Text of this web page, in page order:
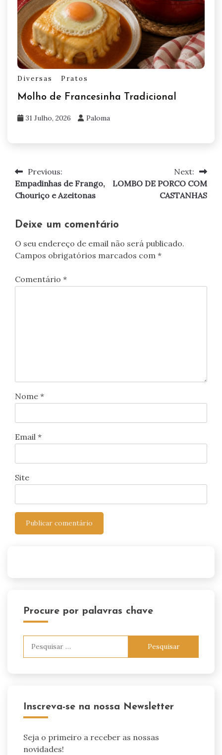
Diversas Pratos
Molho de Francesinha Tradicional
31 Julho, 2026 Paloma
Navegação
de
Previous:
Empadinhas de Frango,
Chouriço e Azeitonas
Next:
LOMBO DE PORCO COM
CASTANHAS
Deixe um comentário
O seu endereço de email não será publicado.
Campos obrigatórios marcados com *
Comentário *
Nome *
Email *
Site
Procure por palavras chave
Inscreva-se na nossa Newsletter
Seja o primeiro a receber as nossas
novidades!